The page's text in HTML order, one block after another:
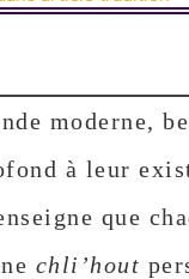
moderne,
à leur
que
chli’hout